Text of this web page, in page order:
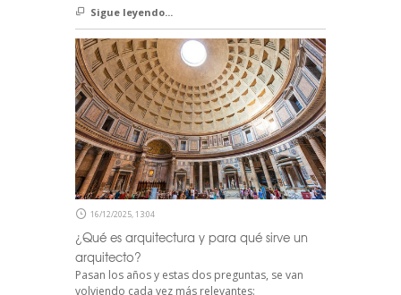
Sigue leyendo...
16/12/2025, 13:04
¿Qué es arquitectura y para qué sirve un
arquitecto?
Pasan los años y estas dos preguntas, se van
volviendo cada vez más relevantes: